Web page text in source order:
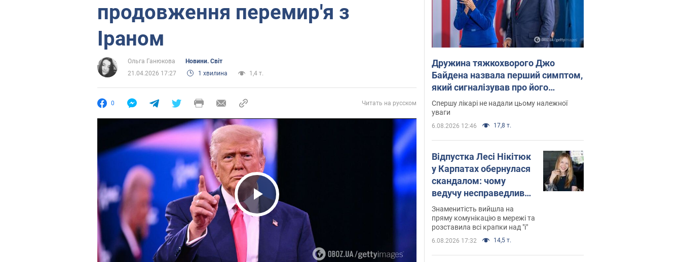
продовження перемир'я з
Іраном
Ольга Ганюкова
Новини. Світ
21.04.2026 17:27
1 хвилина 1,4 т.
0 Читать на русском
Play Video
Дружина тяжкохворого Джо
Байдена назвала перший симптом,
який сигналізував про його
"агресивний" рак
Спершу лікарі не надали цьому належної
уваги
6.08.2026 12:46 17,8 т.
Відпустка Лесі Нікітюк
у Карпатах обернулася
скандалом: чому
ведучу несправедливо
захейтили
Знаменитість вийшла на
пряму комунікацію в мережі та
розставила всі крапки над "і"
6.08.2026 17:32 14,5 т.